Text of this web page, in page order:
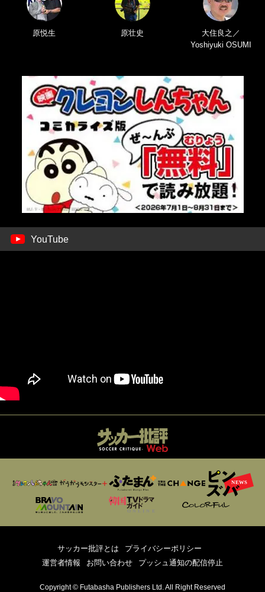
原悦生 原壮史
大住良之／
Yoshiyuki OSUMI
YouTube
サッカー批評とは
プライバシーポリシー
運営者情報
お問い合わせ プッシュ通知の配信停止
Copyright © Futabasha Publishers Ltd. All Right Reserved